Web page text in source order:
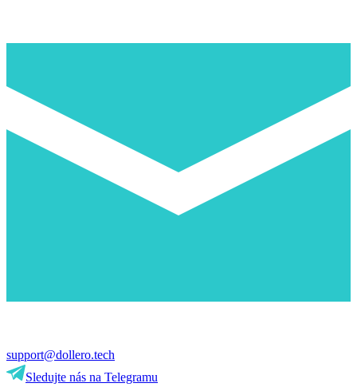
support@dollero.tech
Sledujte nás na Telegramu